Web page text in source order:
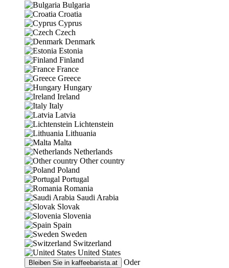
Bulgaria
Croatia
Cyprus
Czech
Denmark
Estonia
Finland
France
Greece
Hungary
Ireland
Italy
Latvia
Lichtenstein
Lithuania
Malta
Netherlands
Other country
Poland
Portugal
Romania
Saudi Arabia
Slovak
Slovenia
Spain
Sweden
Switzerland
United States
Bleiben Sie in kaffeebarista.at Oder